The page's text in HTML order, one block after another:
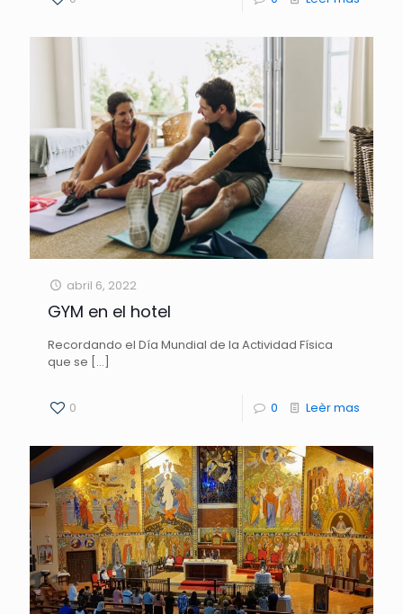
abril 6, 2022
GYM en el hotel
Recordando el Día Mundial de la Actividad Física
que se […]
0 0 Leèr mas